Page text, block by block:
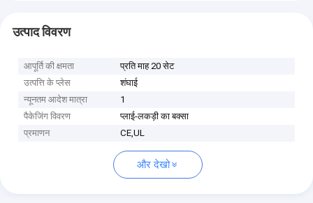
उत्पाद विवरण
आपूर्ति की क्षमता
प्रति माह 20 सेट
उत्पत्ति के प्लेस
शंघाई
न्यूनतम आदेश मात्रा
1
पैकेजिंग विवरण
प्लाई-लकड़ी का बक्सा
प्रमाणन
CE,UL
और देखो